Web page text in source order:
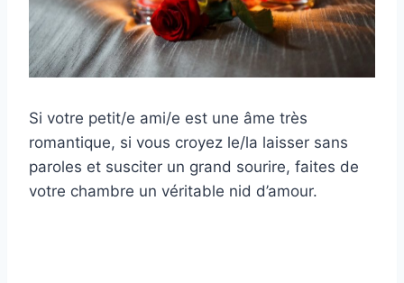
Si votre petit/e ami/e est une âme très
romantique, si vous croyez le/la laisser sans
paroles et susciter un grand sourire, faites de
votre chambre un véritable nid d’amour.